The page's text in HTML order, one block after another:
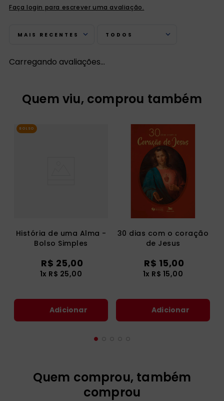
Faça login para escrever uma avaliação.
MAIS RECENTES TODOS
Carregando avaliações…
Quem viu, comprou também
BOLSO
História de uma Alma -
Bolso Simples
R$ 25,00
1x R$ 25,00
Adicionar
30 dias com o coração
de Jesus
R$ 15,00
1x R$ 15,00
Adicionar
Quem comprou, também
comprou